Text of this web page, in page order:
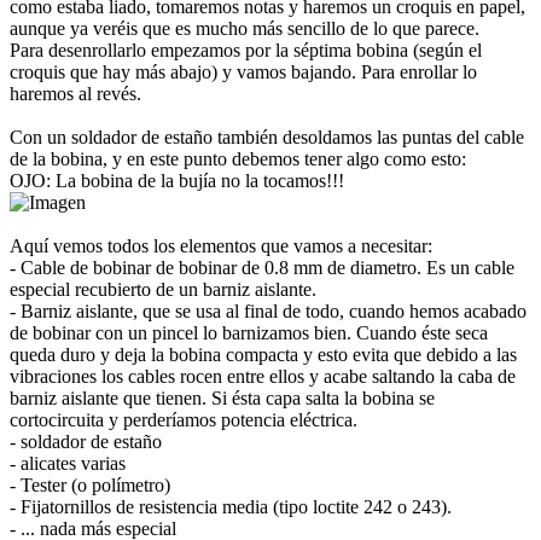
como estaba liado, tomaremos notas y haremos un croquis en papel,
aunque ya veréis que es mucho más sencillo de lo que parece.
Para desenrollarlo empezamos por la séptima bobina (según el
croquis que hay más abajo) y vamos bajando. Para enrollar lo
haremos al revés.
Con un soldador de estaño también desoldamos las puntas del cable
de la bobina, y en este punto debemos tener algo como esto:
OJO: La bobina de la bujía no la tocamos!!!
Aquí vemos todos los elementos que vamos a necesitar:
- Cable de bobinar de bobinar de 0.8 mm de diametro. Es un cable
especial recubierto de un barniz aislante.
- Barniz aislante, que se usa al final de todo, cuando hemos acabado
de bobinar con un pincel lo barnizamos bien. Cuando éste seca
queda duro y deja la bobina compacta y esto evita que debido a las
vibraciones los cables rocen entre ellos y acabe saltando la caba de
barniz aislante que tienen. Si ésta capa salta la bobina se
cortocircuita y perderíamos potencia eléctrica.
- soldador de estaño
- alicates varias
- Tester (o polímetro)
- Fijatornillos de resistencia media (tipo loctite 242 o 243).
- ... nada más especial